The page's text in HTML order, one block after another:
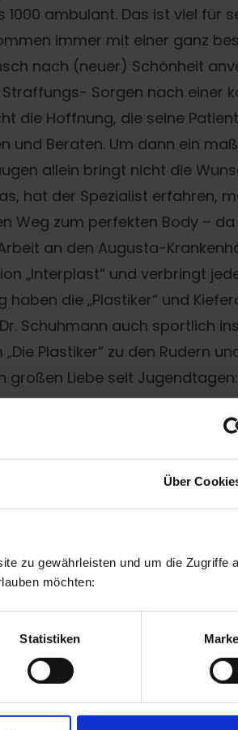
Über
zu gewährleisten und um die Zugriffe
möchten:
Statistiken
ambulant. Das ist viel für
immer mit einer ganz
nach (neuer) Schönheit
Sorgen nach einer
die Hoffnung, die seine
und Beraten. Um dann ein
allein bringt nicht die
hat der Spezialist erfahren,
Weg zum perfekten Body –
an den Augusta-
„Interplast“ und verbringt
die „Plastiker“ und
Schuhmann auch sportlich
Plastiker“ zu den Rudern
Liebe seit
Buer leistete er Notarzt-
selbst nach den
seit 2016 als Gründer von